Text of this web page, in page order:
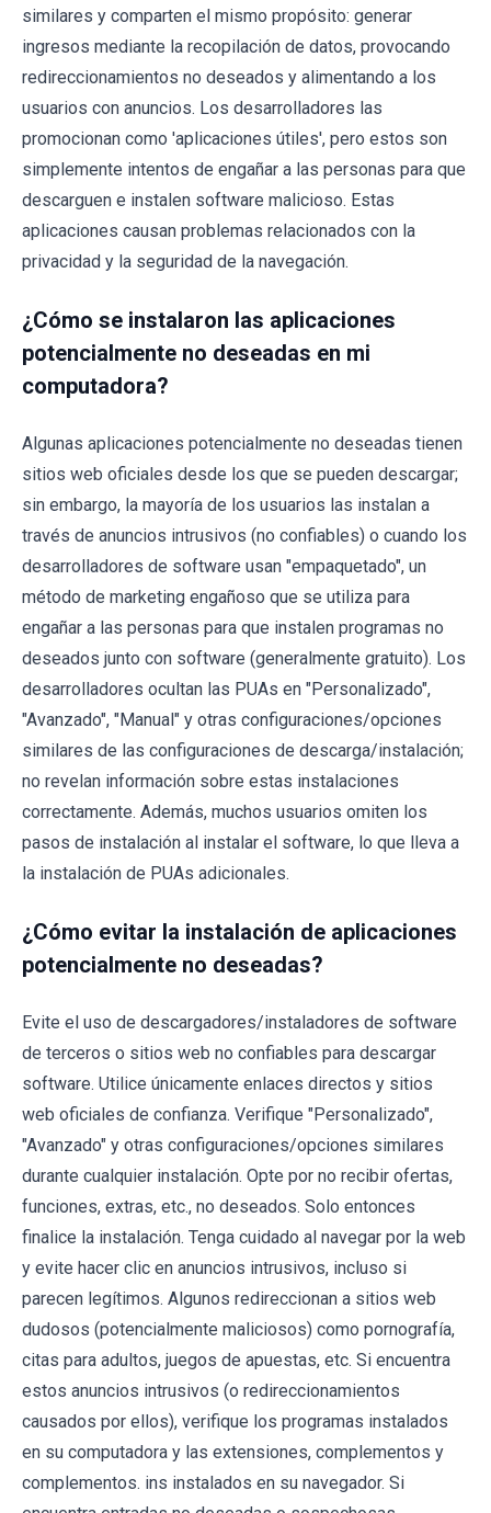
similares y comparten el mismo propósito: generar
ingresos mediante la recopilación de datos, provocando
redireccionamientos no deseados y alimentando a los
usuarios con anuncios. Los desarrolladores las
promocionan como 'aplicaciones útiles', pero estos son
simplemente intentos de engañar a las personas para que
descarguen e instalen software malicioso. Estas
aplicaciones causan problemas relacionados con la
privacidad y la seguridad de la navegación.
¿Cómo se instalaron las aplicaciones
potencialmente no deseadas en mi
computadora?
Algunas aplicaciones potencialmente no deseadas tienen
sitios web oficiales desde los que se pueden descargar;
sin embargo, la mayoría de los usuarios las instalan a
través de anuncios intrusivos (no confiables) o cuando los
desarrolladores de software usan "empaquetado", un
método de marketing engañoso que se utiliza para
engañar a las personas para que instalen programas no
deseados junto con software (generalmente gratuito). Los
desarrolladores ocultan las PUAs en "Personalizado",
"Avanzado", "Manual" y otras configuraciones/opciones
similares de las configuraciones de descarga/instalación;
no revelan información sobre estas instalaciones
correctamente. Además, muchos usuarios omiten los
pasos de instalación al instalar el software, lo que lleva a
la instalación de PUAs adicionales.
¿Cómo evitar la instalación de aplicaciones
potencialmente no deseadas?
Evite el uso de descargadores/instaladores de software
de terceros o sitios web no confiables para descargar
software. Utilice únicamente enlaces directos y sitios
web oficiales de confianza. Verifique "Personalizado",
"Avanzado" y otras configuraciones/opciones similares
durante cualquier instalación. Opte por no recibir ofertas,
funciones, extras, etc., no deseados. Solo entonces
finalice la instalación. Tenga cuidado al navegar por la web
y evite hacer clic en anuncios intrusivos, incluso si
parecen legítimos. Algunos redireccionan a sitios web
dudosos (potencialmente maliciosos) como pornografía,
citas para adultos, juegos de apuestas, etc. Si encuentra
estos anuncios intrusivos (o redireccionamientos
causados ​​por ellos), verifique los programas instalados
en su computadora y las extensiones, complementos y
complementos. ins instalados en su navegador. Si